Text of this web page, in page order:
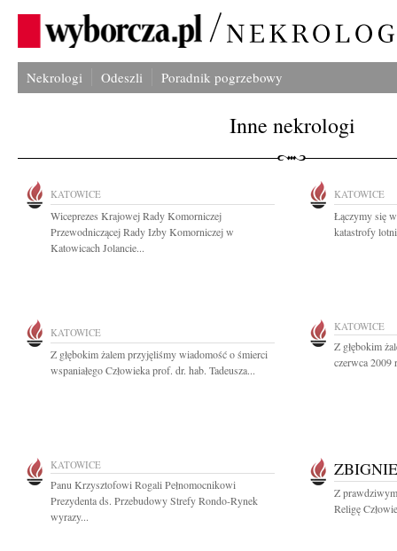
Nekrologi Odeszli Poradnik pogrzebowy
Inne nekrologi
KATOWICE
Wiceprezes Krajowej Rady Komorniczej
Przewodniczącej Rady Izby Komorniczej w
Katowicach Jolancie...
KATOWICE
Łączymy się
katastrofy
KATOWICE
Z głębokim żalem przyjęliśmy wiadomość o śmierci
wspaniałego Człowieka prof. dr. hab. Tadeusza...
KATOWICE
Z głębokim
czerwca 2009
KATOWICE
Panu Krzysztofowi Rogali Pełnomocnikowi
Prezydenta ds. Przebudowy Strefy Rondo-Rynek
wyrazy...
Z
Religę